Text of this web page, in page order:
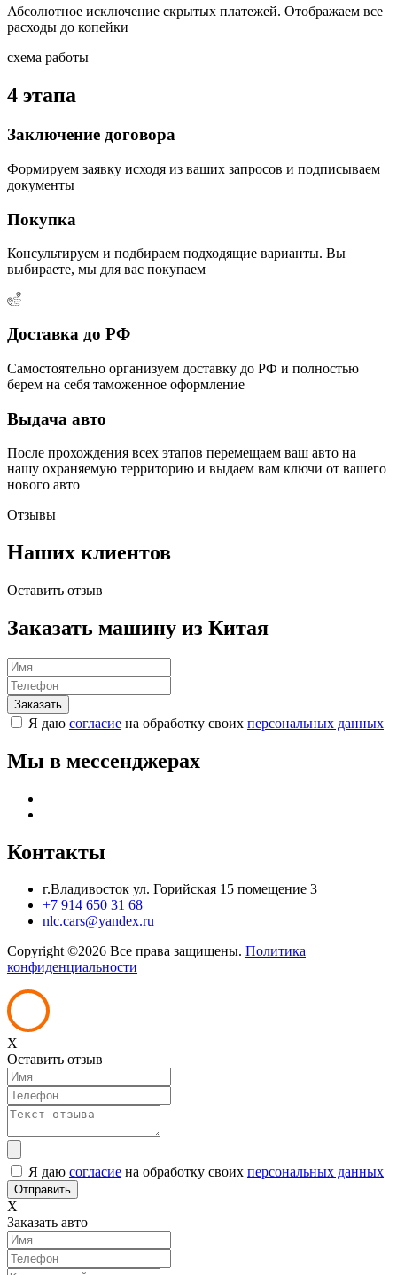
Абсолютное исключение скрытых платежей. Отображаем все
расходы до копейки
схема работы
4 этапа
Заключение договора
Формируем заявку исходя из ваших запросов и подписываем
документы
Покупка
Консультируем и подбираем подходящие варианты. Вы
выбираете, мы для вас покупаем
Доставка до РФ
Самостоятельно организуем доставку до РФ и полностью
берем на себя таможенное оформление
Выдача авто
После прохождения всех этапов перемещаем ваш авто на
нашу охраняемую территорию и выдаем вам ключи от вашего
нового авто
Отзывы
Наших клиентов
Оставить отзыв
Заказать машину из Китая
Я даю согласие на обработку своих персональных данных
Мы в мессенджерах
Контакты
г.Владивосток ул. Горийская 15 помещение 3
+7 914 650 31 68
nlc.cars@yandex.ru
Copyright ©2026 Все права защищены. Политика
конфиденциальности
X
Оставить отзыв
Я даю согласие на обработку своих персональных данных
X
Заказать авто